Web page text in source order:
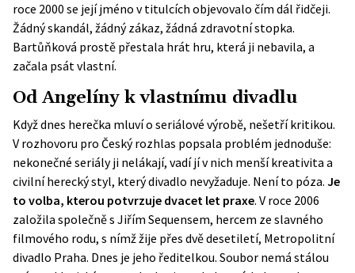
roce 2000 se její jméno v titulcích objevovalo čím dál řidčeji.
Žádný skandál, žádný zákaz, žádná zdravotní stopka.
Bartůňková prostě přestala hrát hru, která ji nebavila, a
začala psát vlastní.
Od Angelíny k vlastnímu divadlu
Když dnes herečka mluví o seriálové výrobě, nešetří kritikou.
V rozhovoru pro Český rozhlas popsala problém jednoduše:
nekonečné seriály ji nelákají, vadí jí v nich menší kreativita a
civilní herecký styl, který divadlo nevyžaduje. Není to póza. Je
to volba, kterou potvrzuje dvacet let praxe. V roce 2006
založila společně s Jiřím Sequensem, hercem ze slavného
filmového rodu, s nímž žije přes dvě desetiletí, Metropolitní
divadlo Praha. Dnes je jeho ředitelkou. Soubor nemá stálou